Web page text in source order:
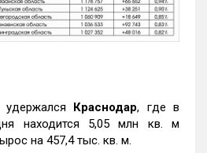
удержался Краснодар, где в
находится 5,05 млн кв. м
на 457,4 тыс. кв. м.